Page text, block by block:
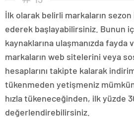
İlk olarak belirli markaların
ederek başlayabilirsiniz. Bunun
kaynaklarına ulaşmanızda fayda
markaların web sitelerini veya
hesaplarını takipte kalarak
tükenmeden yetişmeniz
hızla tükeneceğinden, ilk yüzde
değerlendirebilirsiniz.